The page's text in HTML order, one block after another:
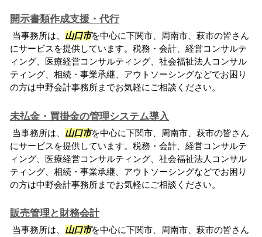
開示書類作成支援・代行
当事務所は、 山口市を中心に下関市、周南市、萩市の皆さん
にサービスを提供しています。税務・会計、経営コンサルテ
ィング、医療経営コンサルティング、社会福祉法人コンサル
ティング、相続・事業承継、アウトソーシングなどでお困り
の方は中野会計事務所までお気軽にご相談ください。
未払金・買掛金の管理システム導入
当事務所は、 山口市を中心に下関市、周南市、萩市の皆さん
にサービスを提供しています。税務・会計、経営コンサルテ
ィング、医療経営コンサルティング、社会福祉法人コンサル
ティング、相続・事業承継、アウトソーシングなどでお困り
の方は中野会計事務所までお気軽にご相談ください。
販売管理と財務会計
当事務所は、 山口市を中心に下関市、周南市、萩市の皆さん